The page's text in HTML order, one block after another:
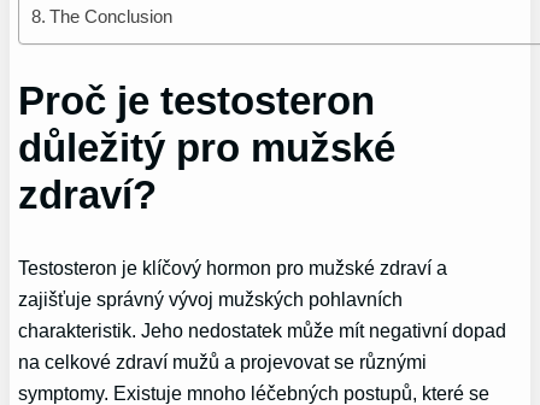
The Conclusion
Proč je testosteron
důležitý pro mužské
zdraví?
Testosteron je klíčový hormon pro mužské zdraví a
zajišťuje správný vývoj mužských pohlavních
charakteristik. Jeho nedostatek může mít negativní dopad
na celkové zdraví mužů a projevovat se různými
symptomy. Existuje mnoho léčebných postupů, které se